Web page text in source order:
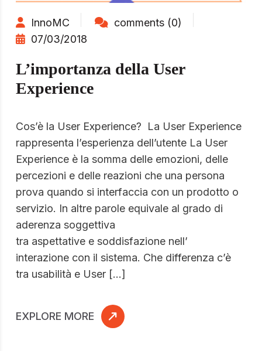
InnoMC
comments (0)
07/03/2018
L’importanza della User
Experience
Cos’è la User Experience? La User Experience
rappresenta l’esperienza dell’utente La User
Experience è la somma delle emozioni, delle
percezioni e delle reazioni che una persona
prova quando si interfaccia con un prodotto o
servizio. In altre parole equivale al grado di
aderenza soggettiva
tra aspettative e soddisfazione nell’
interazione con il sistema. Che differenza c’è
tra usabilità e User […]
EXPLORE MORE